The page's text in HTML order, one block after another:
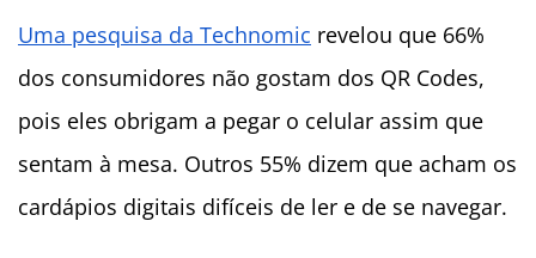
Uma pesquisa da Technomic revelou que 66%
dos consumidores não gostam dos QR Codes,
pois eles obrigam a pegar o celular assim que
sentam à mesa. Outros 55% dizem que acham os
cardápios digitais difíceis de ler e de se navegar.